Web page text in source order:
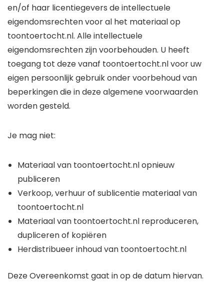
en/of haar licentiegevers de intellectuele
eigendomsrechten voor al het materiaal op
toontoertocht.nl. Alle intellectuele
eigendomsrechten zijn voorbehouden. U heeft
toegang tot deze vanaf toontoertocht.nl voor uw
eigen persoonlijk gebruik onder voorbehoud van
beperkingen die in deze algemene voorwaarden
worden gesteld.
Je mag niet:
Materiaal van toontoertocht.nl opnieuw
publiceren
Verkoop, verhuur of sublicentie materiaal van
toontoertocht.nl
Materiaal van toontoertocht.nl reproduceren,
dupliceren of kopiëren
Herdistribueer inhoud van toontoertocht.nl
Deze Overeenkomst gaat in op de datum hiervan.